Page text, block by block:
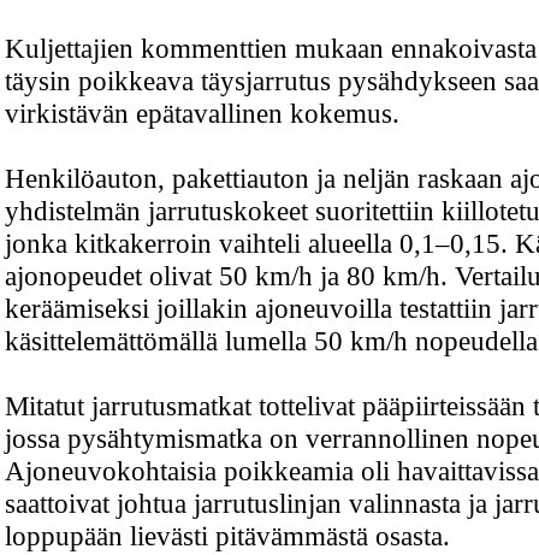
Kuljettajien kommenttien mukaan ennakoivasta
täysin poikkeava täysjarrutus pysähdykseen
virkistävän epätavallinen kokemus.
Henkilöauton, pakettiauton ja neljän raskaan
yhdistelmän jarrutuskokeet suoritettiin
jonka kitkakerroin vaihteli alueella 0,1–0,15.
ajonopeudet olivat 50 km/h ja 80 km/h.
keräämiseksi joillakin ajoneuvoilla testattiin
käsittelemättömällä lumella 50 km/h
Mitatut jarrutusmatkat tottelivat pääpiirteissään
jossa pysähtymismatka on verrannollinen
Ajoneuvokohtaisia poikkeamia oli
saattoivat johtua jarrutuslinjan valinnasta ja
loppupään lievästi pitävämmästä osasta.